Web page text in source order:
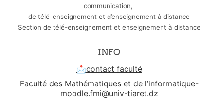
communication,
de télé-enseignement et d’enseignement à distance
Section de télé-enseignement et enseignement à distance
INFO
📩contact faculté
Faculté des Mathématiques et de l’informatique-
moodle.fmi@univ-tiaret.dz